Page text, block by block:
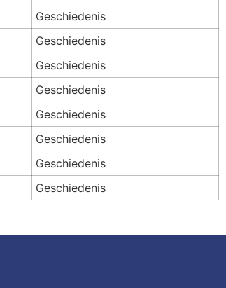
Geschiedenis
Geschiedenis
Geschiedenis
Geschiedenis
Geschiedenis
Geschiedenis
Geschiedenis
Geschiedenis